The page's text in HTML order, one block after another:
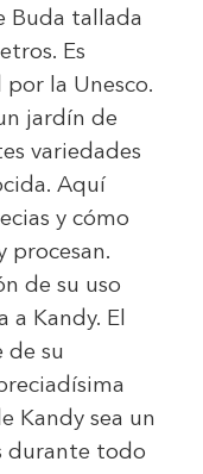
Buda tallada
Es
la Unesco.
jardín de
variedades
Aquí
y cómo
procesan.
de su uso
a Kandy. El
de su
Kandy sea un
durante todo